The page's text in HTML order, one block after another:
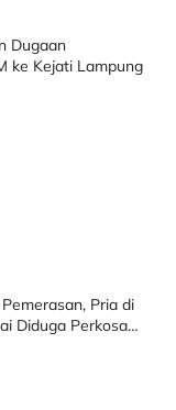
Dugaan
ke Kejati Lampung
Pria di
Diduga Perkosa